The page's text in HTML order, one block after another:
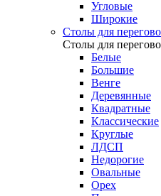
Угловые
Широкие
Столы для
Столы для
Белые
Большие
Венге
Деревянные
Квадратные
Классические
Круглые
ЛДСП
Недорогие
Овальные
Орех